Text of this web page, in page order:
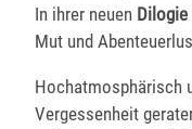
In ihrer neuen Dilogie
Mut und
Hochatmosphärisch
Vergessenheit